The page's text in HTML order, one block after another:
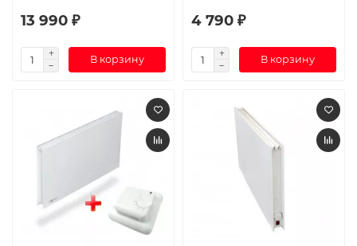
13 990 ₽
В корзину
4 790 ₽
В корзину